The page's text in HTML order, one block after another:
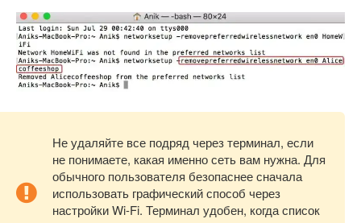
Не удаляйте все подряд через терминал, если
не понимаете, какая именно сеть вам нужна. Для
обычного пользователя безопаснее сначала
использовать графический способ через
настройки Wi-Fi. Терминал удобен, когда список